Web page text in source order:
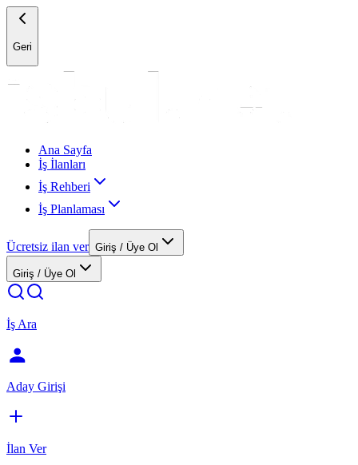
Geri
Ana Sayfa
İş İlanları
İş Rehberi
İş Planlaması
Ücretsiz ilan ver Giriş / Üye Ol
Giriş / Üye Ol
İş Ara
Aday Girişi
İlan Ver